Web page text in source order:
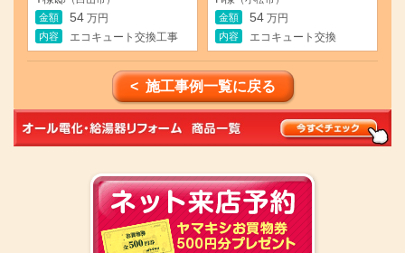
金額
54 万円
内容
エコキュート交換工事
金額
54 万円
内容
エコキュート交換
< 施工事例一覧に戻る